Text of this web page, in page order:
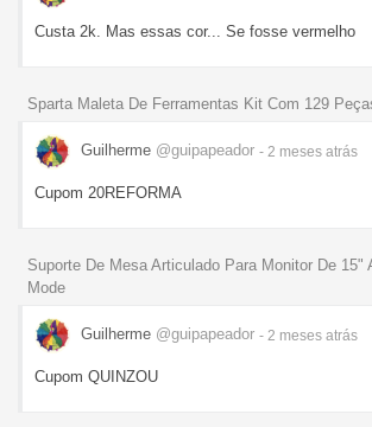
Custa 2k. Mas essas cor... Se fosse vermelho
Sparta Maleta De Ferramentas Kit Com 129
Guilherme @guipapeador - 2 meses atrás
Cupom 20REFORMA
Suporte De Mesa Articulado Para Monitor De 15"
Mode
Guilherme @guipapeador - 2 meses atrás
Cupom QUINZOU